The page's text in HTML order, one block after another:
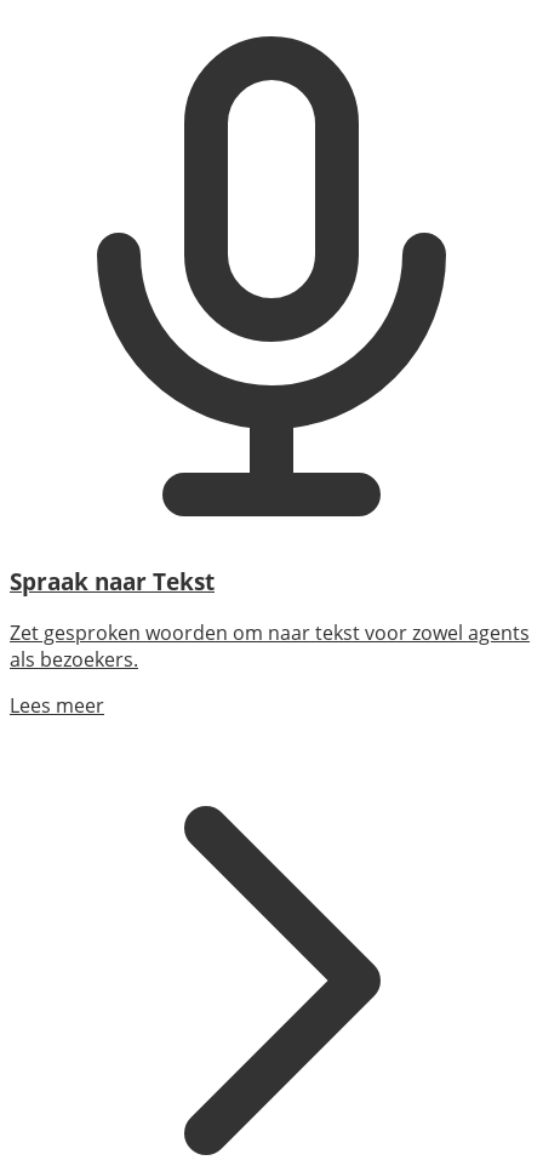
Spraak naar Tekst
Zet gesproken woorden om naar tekst voor zowel agents
als bezoekers.
Lees meer